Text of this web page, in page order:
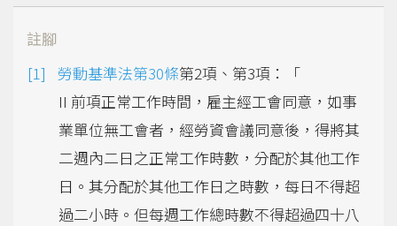
註腳
勞動基準法第30條第2項、第3項：「
II 前項正常工作時間，雇主經工會同意，如事
業單位無工會者，經勞資會議同意後，得將其
二週內二日之正常工作時數，分配於其他工作
日。其分配於其他工作日之時數，每日不得超
過二小時。但每週工作總時數不得超過四十八